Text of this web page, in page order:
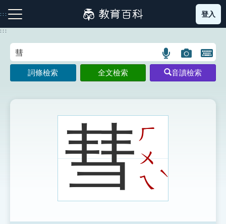
到
主
:::
注音索引圖示 筆畫索引圖示 部首索引表圖示
登入
:::
語
言
搜
示
圖
片
搜
開
鍵
圖
詞條檢索 全文檢索 音讀檢索
彗ㄏ
ㄨ
ㄟ
ˋ